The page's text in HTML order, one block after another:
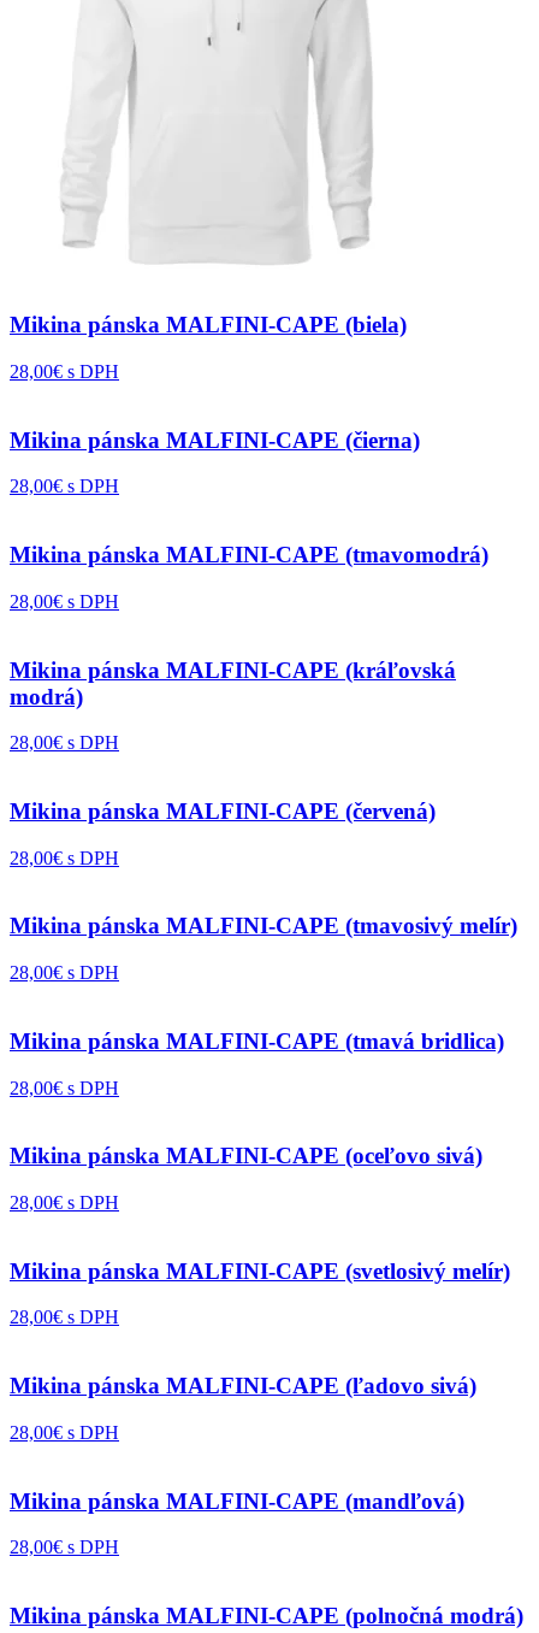
Mikina pánska MALFINI-CAPE (biela)
28,00€ s DPH
Mikina pánska MALFINI-CAPE (čierna)
28,00€ s DPH
Mikina pánska MALFINI-CAPE (tmavomodrá)
28,00€ s DPH
Mikina pánska MALFINI-CAPE (kráľovská
modrá)
28,00€ s DPH
Mikina pánska MALFINI-CAPE (červená)
28,00€ s DPH
Mikina pánska MALFINI-CAPE (tmavosivý melír)
28,00€ s DPH
Mikina pánska MALFINI-CAPE (tmavá bridlica)
28,00€ s DPH
Mikina pánska MALFINI-CAPE (oceľovo sivá)
28,00€ s DPH
Mikina pánska MALFINI-CAPE (svetlosivý melír)
28,00€ s DPH
Mikina pánska MALFINI-CAPE (ľadovo sivá)
28,00€ s DPH
Mikina pánska MALFINI-CAPE (mandľová)
28,00€ s DPH
Mikina pánska MALFINI-CAPE (polnočná modrá)